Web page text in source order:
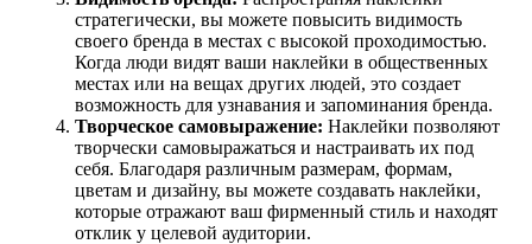
стратегически, вы можете повысить видимость
своего бренда в местах с высокой проходимостью.
Когда люди видят ваши наклейки в общественных
местах или на вещах других людей, это создает
возможность для узнавания и запоминания бренда.
Творческое самовыражение: Наклейки позволяют
творчески самовыражаться и настраивать их под
себя. Благодаря различным размерам, формам,
цветам и дизайну, вы можете создавать наклейки,
которые отражают ваш фирменный стиль и находят
отклик у целевой аудитории.